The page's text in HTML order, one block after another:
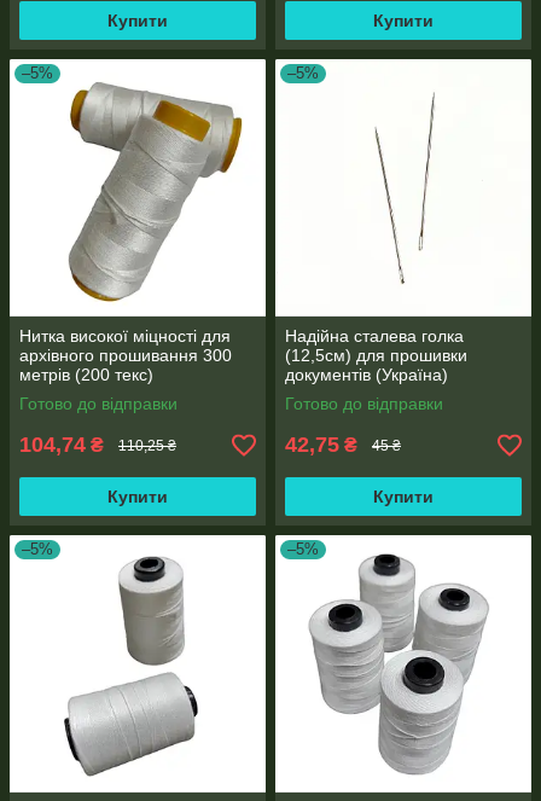
Купити Купити
–5%
Нитка високої міцності для
архівного прошивання 300
метрів (200 текс)
Готово до відправки
104,74 ₴ 110,25 ₴
Купити
–5%
Надійна сталева голка
(12,5см) для прошивки
документів (Україна)
Готово до відправки
42,75 ₴ 45 ₴
Купити
–5% –5%